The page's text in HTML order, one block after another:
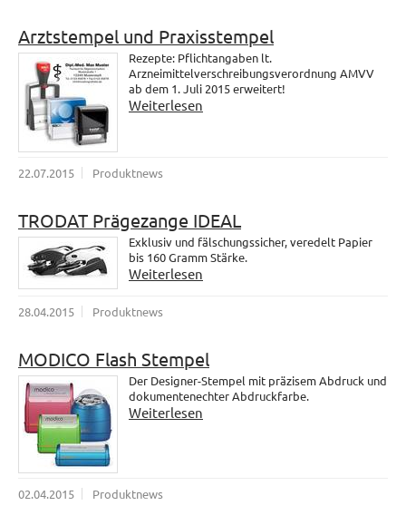
Arztstempel und Praxisstempel
Rezepte: Pflichtangaben lt.
Arzneimittelverschreibungsverordnung AMVV
ab dem 1. Juli 2015 erweitert!
Weiterlesen
22.07.2015 Produktnews
TRODAT Prägezange IDEAL
Exklusiv und fälschungssicher, veredelt Papier
bis 160 Gramm Stärke.
Weiterlesen
28.04.2015 Produktnews
MODICO Flash Stempel
Der Designer-Stempel mit präzisem Abdruck und
dokumentenechter Abdruckfarbe.
Weiterlesen
02.04.2015 Produktnews